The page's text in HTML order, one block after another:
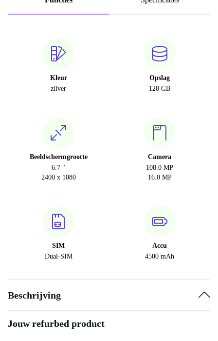
Kleur
zilver
Opslag
128 GB
Beeldschermgrootte
6.7 "
2400 x 1080
Camera
108.0 MP
16.0 MP
SIM
Dual-SIM
Accu
4500 mAh
Beschrijving
Jouw refurbed product